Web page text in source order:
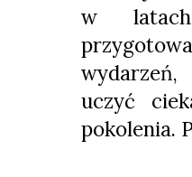
w latach
uczyć
pokolenia.